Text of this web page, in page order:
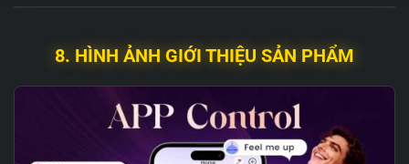
8. HÌNH ẢNH GIỚI THIỆU SẢN PHẨM